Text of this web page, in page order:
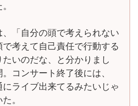
「自分の頭で考えられない
で考えて自己責任で行動する
たいのだな、と分かりまし
コンサート終了後には、
にライブ出来てるみたいじゃ
。